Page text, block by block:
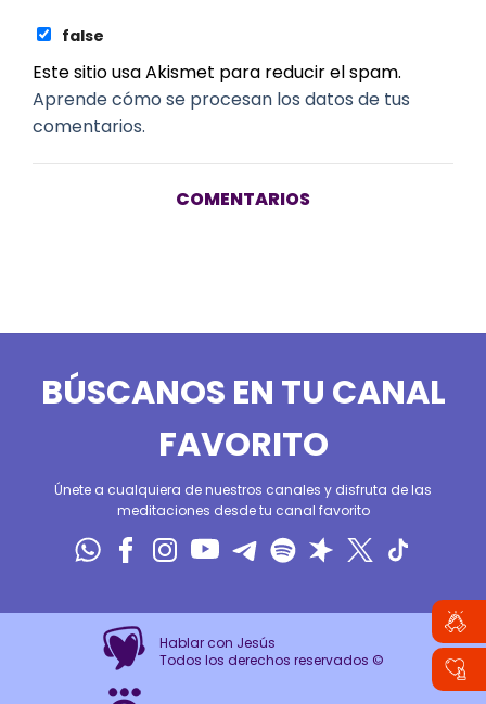
false
Este sitio usa Akismet para reducir el spam.
Aprende cómo se procesan los datos de tus
comentarios.
COMENTARIOS
BÚSCANOS EN TU CANAL
FAVORITO
Únete a cualquiera de nuestros canales y disfruta de las
meditaciones desde tu canal favorito
Hablar con Jesús
Todos los derechos reservados ©